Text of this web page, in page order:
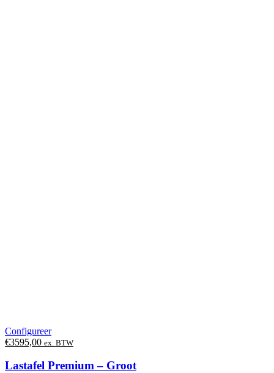
Configureer
€3595,00 ex. BTW
Lastafel Premium – Groot